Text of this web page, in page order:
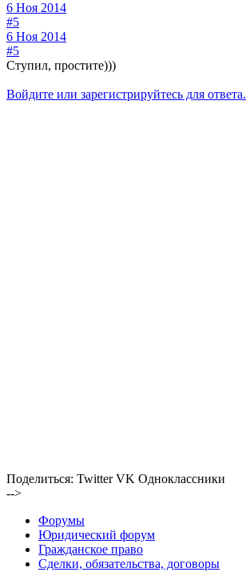
6 Ноя 2014
#5
6 Ноя 2014
#5
Ступил, простите)))
Войдите или зарегистрируйтесь для ответа.
Поделиться: Twitter VK Одноклассники
-->
Форумы
Юридический форум
Гражданское право
Сделки, обязательства, договоры